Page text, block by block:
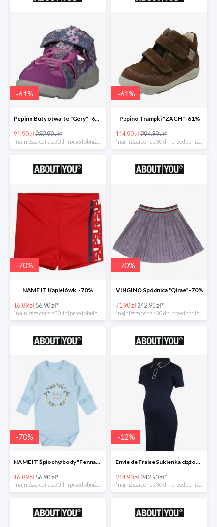
-61%
Pepino Buty otwarte "Gery" -61%
91.90 zł232.90 zł*
-61%
Pepino Trampki "ZACH" -61%
114.90 zł294.89 zł*
-70%
NAME IT Kąpielówki -70%
16.89 zł56.90 zł*
-70%
VINGINO Spódnica "Qirae" -70%
71.90 zł242.90 zł*
-70%
NAME IT Śpiochy/body "Fenna" -70%
16.89 zł56.90 zł*
*najniższa cena z 30 dni przed obniżką
-12%
Envie de Fraise Sukienka ciążowa "Chantal" -12%
214.90 zł242.90 zł*
*najniższa cena z 30 dni przed obniżką